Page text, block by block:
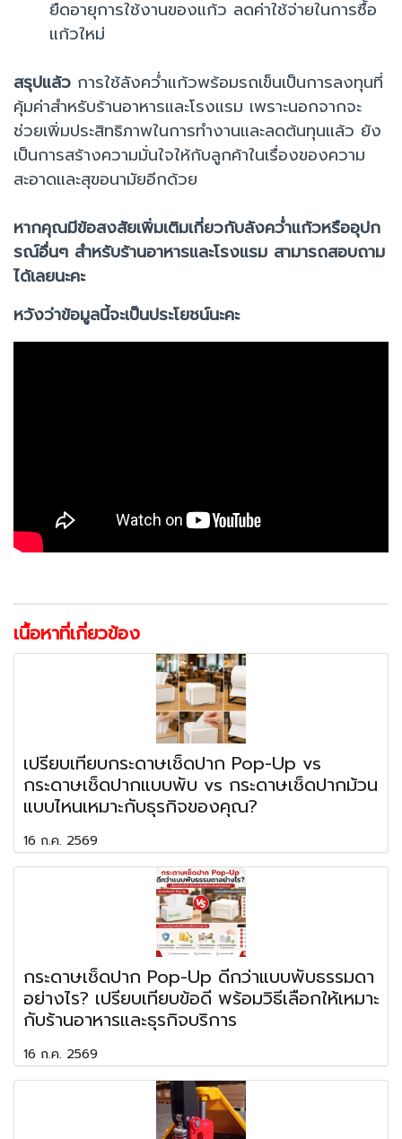
ยืดอายุการใช้งานของแก้ว ลดค่าใช้จ่ายในการซื้อ
แก้วใหม่
สรุปแล้ว การใช้ลังคว่ำแก้วพร้อมรถเข็นเป็นการลงทุนที่
คุ้มค่าสำหรับร้านอาหารและโรงแรม เพราะนอกจากจะ
ช่วยเพิ่มประสิทธิภาพในการทำงานและลดต้นทุนแล้ว ยัง
เป็นการสร้างความมั่นใจให้กับลูกค้าในเรื่องของความ
สะอาดและสุขอนามัยอีกด้วย
หากคุณมีข้อสงสัยเพิ่มเติมเกี่ยวกับลังคว่ำแก้วหรืออุปก
รณ์อื่นๆ สำหรับร้านอาหารและโรงแรม สามารถสอบถาม
ได้เลยนะคะ
หวังว่าข้อมูลนี้จะเป็นประโยชน์นะคะ
เนื้อหาที่เกี่ยวข้อง
เปรียบเทียบกระดาษเช็ดปาก Pop-Up vs
กระดาษเช็ดปากแบบพับ vs กระดาษเช็ดปากม้วน
แบบไหนเหมาะกับธุรกิจของคุณ?
16 ก.ค. 2569
กระดาษเช็ดปาก Pop-Up ดีกว่าแบบพับธรรมดา
อย่างไร? เปรียบเทียบข้อดี พร้อมวิธีเลือกให้เหมาะ
กับร้านอาหารและธุรกิจบริการ
16 ก.ค. 2569